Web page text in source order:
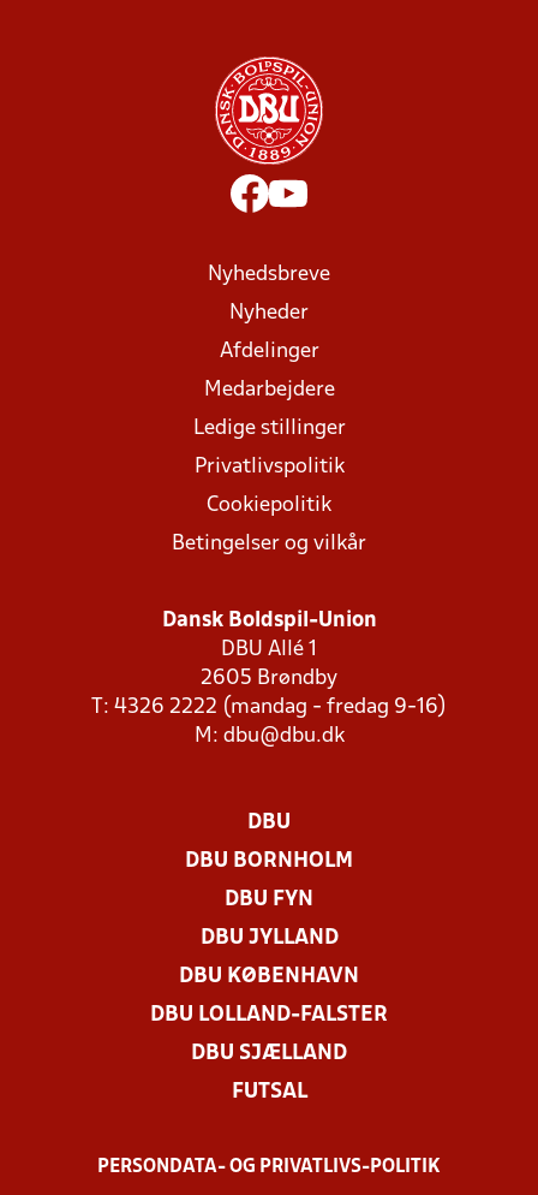
Nyhedsbreve
Nyheder
Afdelinger
Medarbejdere
Ledige stillinger
Privatlivspolitik
Cookiepolitik
Betingelser og vilkår
Dansk Boldspil-Union
DBU Allé 1
2605 Brøndby
T: 4326 2222 (mandag - fredag 9-16)
M: dbu@dbu.dk
DBU
DBU BORNHOLM
DBU FYN
DBU JYLLAND
DBU KØBENHAVN
DBU LOLLAND-FALSTER
DBU SJÆLLAND
FUTSAL
PERSONDATA- OG PRIVATLIVS-POLITIK